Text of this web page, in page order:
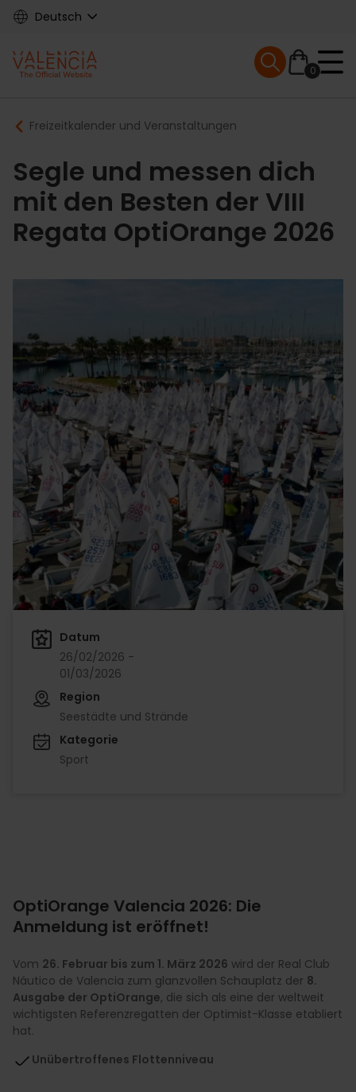
Skip
content
Deutsch
Main
navigation
0
Mobile menu
Breadcrumb
Freizeitkalender und Veranstaltungen
Segle und messen dich
mit den Besten der VIII
Regata OptiOrange 2026
Datum
26/02/2026 -
01/03/2026
Region
Seestädte und Strände
Kategorie
Sport
OptiOrange Valencia 2026: Die
Anmeldung ist eröffnet!
Vom 26. Februar bis zum 1. März 2026 wird der Real Club
Náutico de Valencia zum glanzvollen Schauplatz der 8.
Ausgabe der OptiOrange, die sich als eine der weltweit
wichtigsten Referenzregatten der Optimist-Klasse etabliert
hat.
Unübertroffenes Flottenniveau